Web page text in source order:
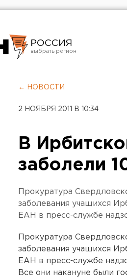
РОССИЯ
Челябинск
← НОВОСТИ
2 НОЯБРЯ 2011 В 10:34
В
заболели
Прокуратура
заболевания учащихся
ЕАН в пресс-службе
Прокуратура
заболевания учащихся
ЕАН в пресс-службе
Все они накануне были